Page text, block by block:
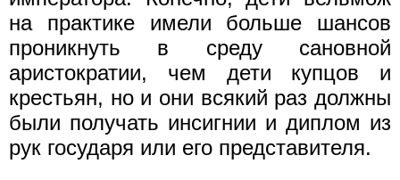
на практике имели больше шансов
проникнуть в среду сановной
аристократии, чем дети купцов и
крестьян, но и они всякий раз должны
были получать инсигнии и диплом из
рук государя или его представителя.